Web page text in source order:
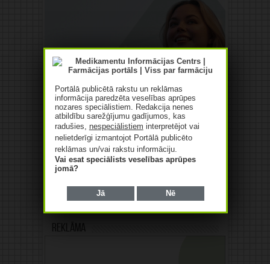
Reklāma
Portālā publicētā rakstu un reklāmas
informācija paredzēta veselības aprūpes
nozares speciālistiem. Redakcija nenes
atbildību sarežģījumu gadījumos, kas
radušies, nespeciālistiem interpretējot vai
nelietderīgi izmantojot Portālā publicēto
reklāmas un/vai rakstu informāciju.
Vai esat speciālists veselības aprūpes
jomā?
Jā Nē